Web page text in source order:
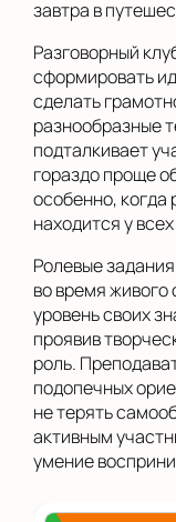
завтра в
Разговорный
сформировать
сделать
разнообразные
подталкивает
гораздо проще
особенно, когда
находится у
Ролевые
во время
уровень своих
проявив
роль.
подопечных
не терять
активным
умение